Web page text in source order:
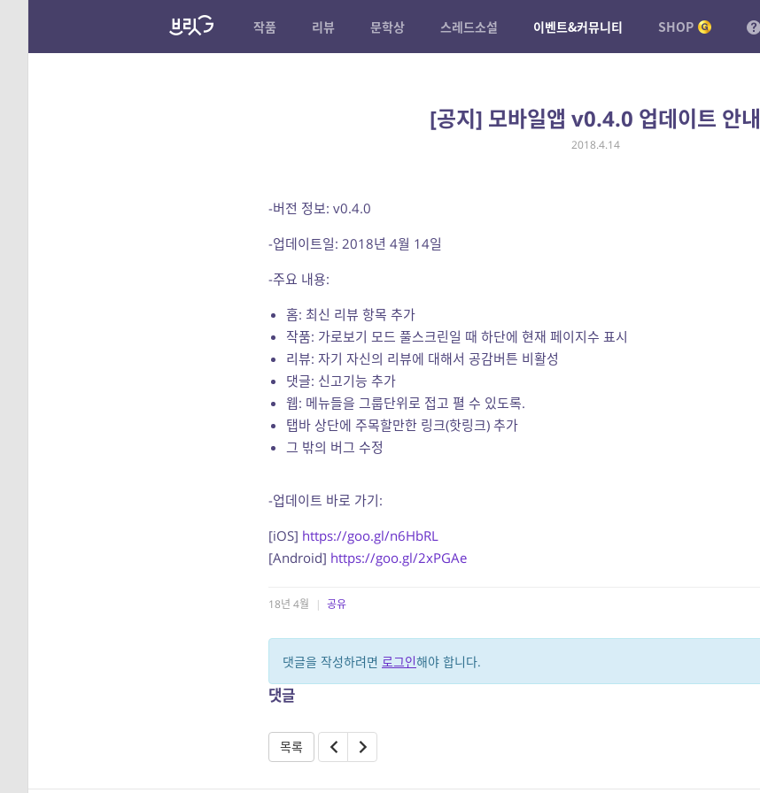
작품 리뷰 문학상 스레드소설 이벤트&커뮤니티 SHOP
[공지] 모바일앱 v0.4.0 업데이트 안내
2018.4.14
-버전 정보: v0.4.0
-업데이트일: 2018년 4월 14일
-주요 내용:
홈: 최신 리뷰 항목 추가
작품: 가로보기 모드 풀스크린일 때 하단에 현재 페이지수 표시
리뷰: 자기 자신의 리뷰에 대해서 공감버튼 비활성
댓글: 신고기능 추가
웹: 메뉴들을 그룹단위로 접고 펼 수 있도록.
탭바 상단에 주목할만한 링크(핫링크) 추가
그 밖의 버그 수정
-업데이트 바로 가기:
[iOS] https://goo.gl/n6HbRL
[Android] https://goo.gl/2xPGAe
18년 4월 | 공유
댓글을 작성하려면 로그인해야 합니다.
댓글
목록